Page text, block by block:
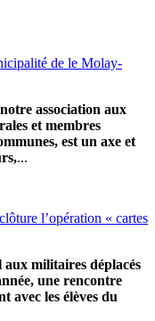
de le Molay-
association aux
et membres
est un axe et
...
l’opération « cartes
aux militaires déplacés
une rencontre
avec les élèves du